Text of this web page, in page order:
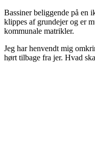
Bassiner beliggende på en
klippes af grundejer og er
kommunale matrikler.
Jeg har henvendt mig
hørt tilbage fra jer. Hvad